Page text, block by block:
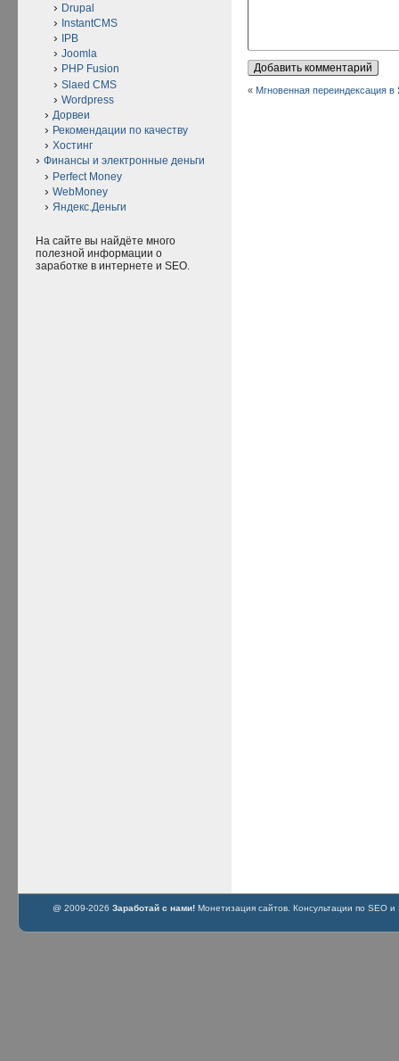
« Мгновенная переиндексация в
Drupal
InstantCMS
IPB
Joomla
PHP Fusion
Slaed CMS
Wordpress
Дорвеи
Рекомендации по качеству
Хостинг
Финансы и электронные деньги
Perfect Money
WebMoney
Яндекс.Деньги
На сайте вы найдёте много
полезной информации о
заработке в интернете и SEO.
@ 2009-2026 Заработай с нами! Монетизация сайтов. Консультации по SEO